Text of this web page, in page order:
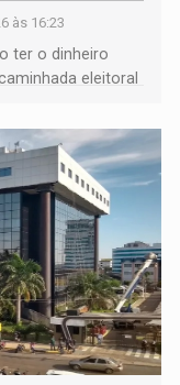
às 16:23
ter o dinheiro
eleitoral